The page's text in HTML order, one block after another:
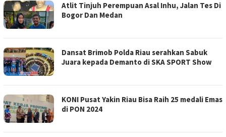
Atlit Tinjuh Perempuan Asal Inhu, Jalan Tes Di
Bogor Dan Medan
Dansat Brimob Polda Riau serahkan Sabuk
Juara kepada Demanto di SKA SPORT Show
KONI Pusat Yakin Riau Bisa Raih 25 medali Emas
di PON 2024